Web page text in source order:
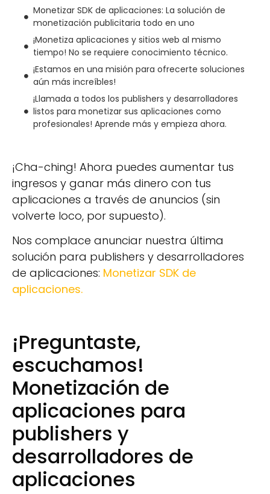
Monetizar SDK de aplicaciones: La solución de
monetización publicitaria todo en uno
¡Monetiza aplicaciones y sitios web al mismo
tiempo! No se requiere conocimiento técnico.
¡Estamos en una misión para ofrecerte soluciones
aún más increíbles!
¡Llamada a todos los publishers y desarrolladores
listos para monetizar sus aplicaciones como
profesionales! Aprende más y empieza ahora.
¡Cha-ching! Ahora puedes aumentar tus
ingresos y ganar más dinero con tus
aplicaciones a través de anuncios (sin
volverte loco, por supuesto).
Nos complace anunciar nuestra última
solución para publishers y desarrolladores
de aplicaciones: Monetizar SDK de
aplicaciones.
¡Preguntaste,
escuchamos!
Monetización de
aplicaciones para
publishers y
desarrolladores de
aplicaciones